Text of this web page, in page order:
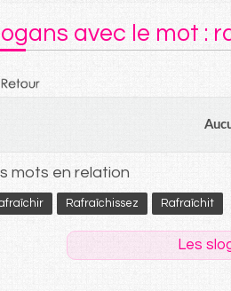
avec le mot :
mots en relation
Rafraîchissez Rafraîchit
Les